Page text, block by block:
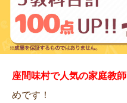
座間味村で人気の家庭教師
めです！